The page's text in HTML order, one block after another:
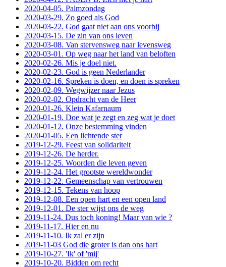
2020-04-05. Palmzondag
2020-03-29. Zo goed als God
2020-03-22. God gaat niet aan ons voorbij
2020-03-15. De zin van ons leven
2020-03-08. Van stervensweg naar levensweg
2020-03-01. Op weg naar het land van beloften
2020-02-26. Mis je doel niet.
2020-02-23. God is geen Nederlander
2020-02-16. Spreken is doen, en doen is spreken
2020-02-09. Wegwijzer naar Jezus
2020-02-02. Opdracht van de Heer
2020-01-26. Klein Kafarnaum
2020-01-19. Doe wat je zegt en zeg wat je doet
2020-01-12. Onze bestemming vinden
2020-01-05. Een lichtende ster
2019-12-29. Feest van solidariteit
2019-12-26. De herder.
2019-12-25. Woorden die leven geven
2019-12-24. Het grootste wereldwonder
2019-12-22. Gemeenschap van vertrouwen
2019-12-15. Tekens van hoop
2019-12-08. Een open hart en een open land
2019-12-01. De ster wijst ons de weg
2019-11-24. Dus toch koning! Maar van wie ?
2019-11-17. Hier en nu
2019-11-10. Ik zal er zijn
2019-11-03 God die groter is dan ons hart
2019-10-27. 'Ik' of 'mij'
2019-10-20. Bidden om recht